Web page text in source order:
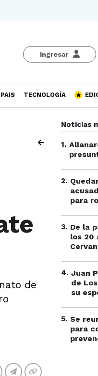
Ingresar
PAIS TECNOLOGÍA
de
Noticias
1.
2.
para
3. De la
los 20
4. Juan
de
su
5. Se
para